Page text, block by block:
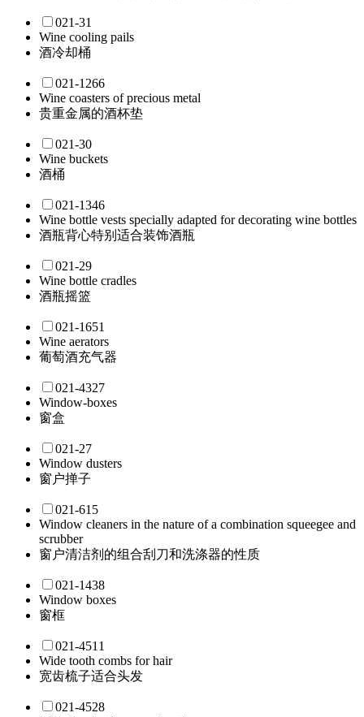
021-31
Wine cooling pails
酒冷却桶
021-1266
Wine coasters of precious metal
贵重金属的酒杯垫
021-30
Wine buckets
酒桶
021-1346
Wine bottle vests specially adapted for decorating wine bottles
酒瓶背心特别适合装饰酒瓶
021-29
Wine bottle cradles
酒瓶摇篮
021-1651
Wine aerators
葡萄酒充气器
021-4327
Window-boxes
窗盒
021-27
Window dusters
窗户掸子
021-615
Window cleaners in the nature of a combination squeegee and
scrubber
窗户清洁剂的组合刮刀和洗涤器的性质
021-1438
Window boxes
窗框
021-4511
Wide tooth combs for hair
宽齿梳子适合头发
021-4528